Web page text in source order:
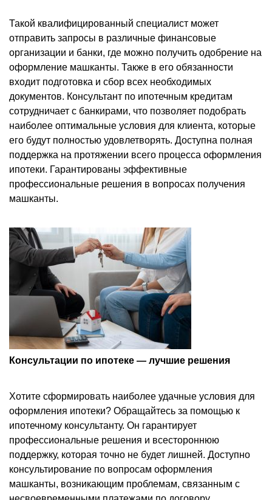
Такой квалифицированный специалист может
отправить запросы в различные финансовые
организации и банки, где можно получить одобрение на
оформление машканты. Также в его обязанности
входит подготовка и сбор всех необходимых
документов. Консультант по ипотечным кредитам
сотрудничает с банкирами, что позволяет подобрать
наиболее оптимальные условия для клиента, которые
его будут полностью удовлетворять. Доступна полная
поддержка на протяжении всего процесса оформления
ипотеки. Гарантированы эффективные
профессиональные решения в вопросах получения
машканты.
Консультации по ипотеке — лучшие решения
Хотите сформировать наиболее удачные условия для
оформления ипотеки? Обращайтесь за помощью к
ипотечному консультанту. Он гарантирует
профессиональные решения и всестороннюю
поддержку, которая точно не будет лишней. Доступно
консультирование по вопросам оформления
машканты, возникающим проблемам, связанным с